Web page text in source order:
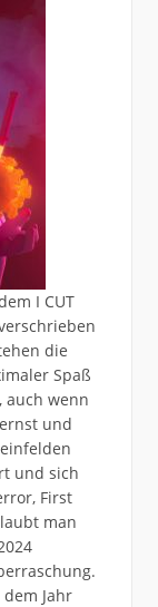
I CUT
die
Spaß
auch wenn
und
und sich
First
man
Jahr